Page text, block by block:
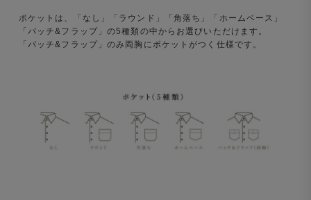
ポケットは、「なし」「ラウンド」「角落ち」「ホームベース」
「パッチ&フラップ」の5種類の中からお選びいただけます。
「パッチ&フラップ」のみ両胸にポケットがつく仕様です。